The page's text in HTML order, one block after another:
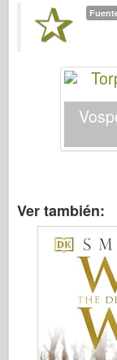
Perro negro
Bronco
Afición
Dragón
Eduard
Fuerzas de
FriulModelo
Hasegawa
Heller
HobbyBoss
Modelos
Ver también: